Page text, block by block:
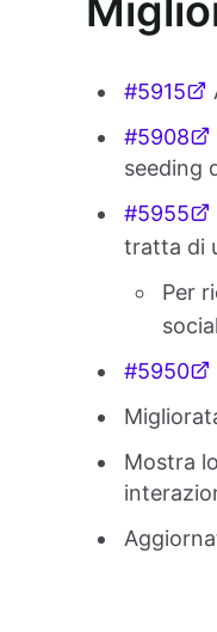
#5915
#5908
seeding
#5955
tratta di
Per
#5950
Mostra